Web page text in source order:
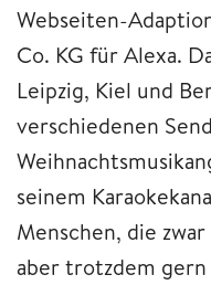
Webseiten-
Co. KG für Alexa.
Leipzig, Kiel und
verschiedenen
seinem
Menschen, die
aber trotzdem